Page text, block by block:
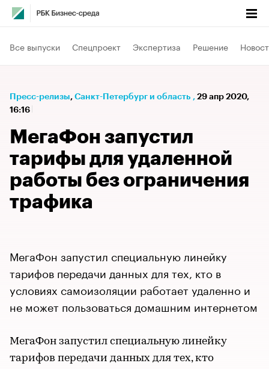
Все выпуски Спецпроект Экспертиза Решение
Пресс-релизы⁠, Санкт-Петербург и область , 29 апр 2020,
16:16
МегаФон запустил
тарифы для удаленной
работы без ограничения
трафика
МегаФон запустил специальную линейку
тарифов передачи данных для тех, кто в
условиях самоизоляции работает удаленно и
не может пользоваться домашним интернетом
МегаФон запустил специальную линейку
тарифов передачи данных для тех, кто